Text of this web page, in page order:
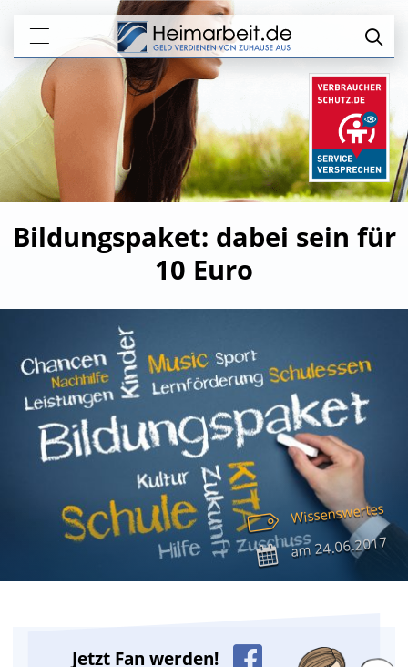
Bildungspaket: dabei sein für
10 Euro
Wissenswertes
am24.06.2017
Jetzt Fan werden!